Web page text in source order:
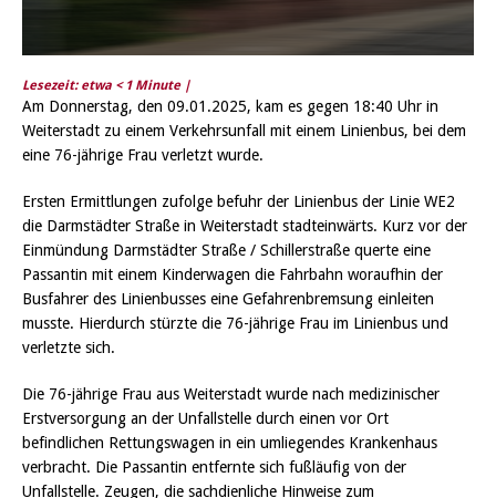
Lesezeit: etwa < 1 Minute |
Am Donnerstag, den 09.01.2025, kam es gegen 18:40 Uhr in
Weiterstadt zu einem Verkehrsunfall mit einem Linienbus, bei dem
eine 76-jährige Frau verletzt wurde.
Ersten Ermittlungen zufolge befuhr der Linienbus der Linie WE2
die Darmstädter Straße in Weiterstadt stadteinwärts. Kurz vor der
Einmündung Darmstädter Straße / Schillerstraße querte eine
Passantin mit einem Kinderwagen die Fahrbahn woraufhin der
Busfahrer des Linienbusses eine Gefahrenbremsung einleiten
musste. Hierdurch stürzte die 76-jährige Frau im Linienbus und
verletzte sich.
Die 76-jährige Frau aus Weiterstadt wurde nach medizinischer
Erstversorgung an der Unfallstelle durch einen vor Ort
befindlichen Rettungswagen in ein umliegendes Krankenhaus
verbracht. Die Passantin entfernte sich fußläufig von der
Unfallstelle. Zeugen, die sachdienliche Hinweise zum